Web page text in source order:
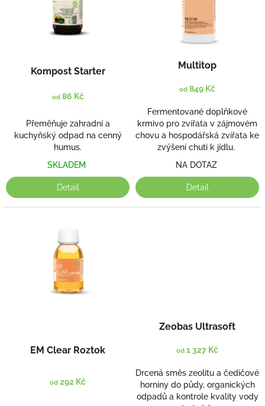
Kompost Starter
od86 Kč
Přeměňuje zahradní a
kuchyňský odpad na cenný
humus.
SKLADEM
Detail
Multitop
od 849 Kč
Fermentované doplňkové
krmivo pro zvířata v zájmovém
chovu a hospodářská zvířata ke
zvýšení chuti k jídlu.
NA DOTAZ
Detail
EM Clear Roztok
od 292 Kč
Zeobas Ultrasoft
od 1 327 Kč
Drcená směs zeolitu a čedičové
horniny do půdy, organických
odpadů a kontrole kvality vody